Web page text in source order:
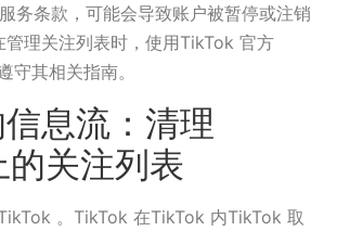
务条款，可能会导致账户被暂停或注销
管理关注列表时，使用TikTok 官方
守其相关指南。
息流：清理
关注列表
。TikTok 在TikTok 内TikTok 取